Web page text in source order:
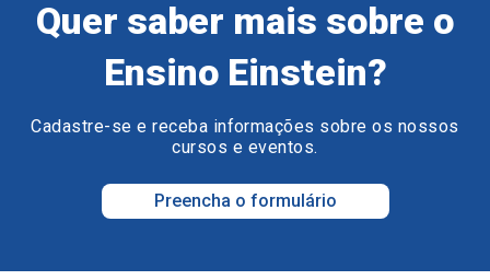
Quer saber mais sobre o
Ensino Einstein?
Cadastre-se e receba informações sobre os nossos
cursos e eventos.
Preencha o formulário